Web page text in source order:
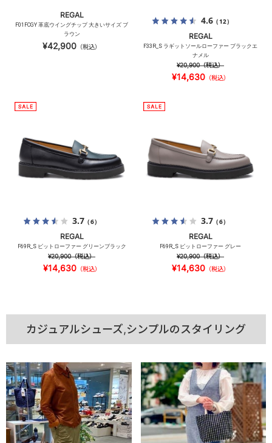
REGAL
F01FCGY 革底ウイングチップ 大きいサイズ ブ
ラウン
¥42,900 （税込）
4.6（12）
REGAL
F33R_S ラギットソールローファー ブラックエ
ナメル
¥20,900（税込）
¥14,630（税込）
3.7（6）
REGAL
F69R_S ビットローファー グリーンブラック
¥20,900（税込）
¥14,630（税込）
3.7（6）
REGAL
F69R_S ビットローファー グレー
¥20,900（税込）
¥14,630（税込）
カジュアルシューズ,シンプルのスタイリング